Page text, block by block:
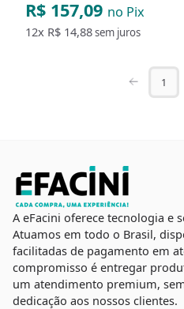
R$ 157,09 no Pix
12x R$ 14,88sem juros
1
A eFacini oferece tecnologia e
Atuamos em todo o Brasil,
facilitadas de pagamento em
compromisso é entregar
um atendimento premium,
dedicação aos nossos clientes.